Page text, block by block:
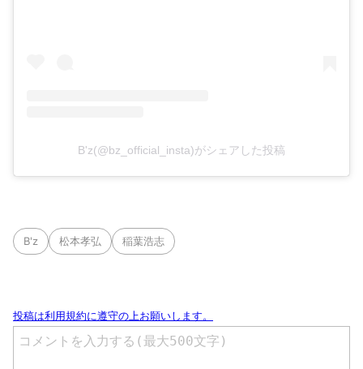
B'z(@bz_official_insta)がシェアした投稿
B'z 松本孝弘 稲葉浩志